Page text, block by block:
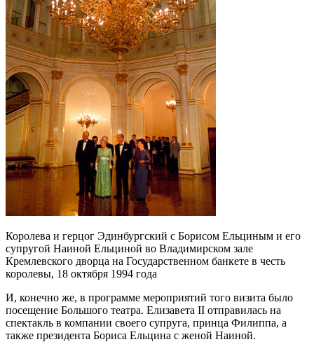
Королева и герцог Эдинбургский с Борисом Ельциным и его
супругой Наиной Ельциной во Владимирском зале
Кремлевского дворца на Государственном банкете в честь
королевы, 18 октября 1994 года
И, конечно же, в программе мероприятий того визита было
посещение Большого театра. Елизавета II отправилась на
спектакль в компании своего супруга, принца Филиппа, а
также президента Бориса Ельцина с женой Наиной.